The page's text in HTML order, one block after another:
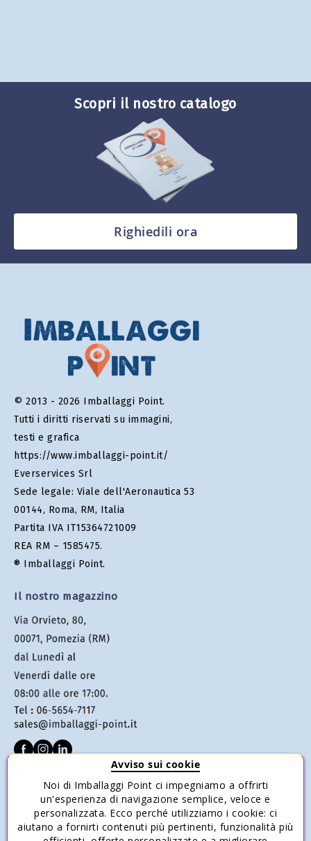
Scopri il nostro catalogo
Righiedili ora
© 2013 - 2026 Imballaggi Point.
Tutti i diritti riservati su immagini,
testi e grafica
https://www.imballaggi-point.it/
Everservices Srl
Sede legale: Viale dell'Aeronautica 53
00144, Roma, RM, Italia
Partita IVA IT15364721009
REA RM – 1585475.
® Imballaggi Point.
Il nostro magazzino
SERVIZIO CLIENTI
Condizioni di vendita
Pagamenti
Avviso sui cookie
Noi di Imballaggi Point ci impegniamo a offrirti
un'esperienza di navigazione semplice, veloce e
personalizzata. Ecco perché utilizziamo i cookie: ci
aiutano a fornirti contenuti più pertinenti, funzionalità più